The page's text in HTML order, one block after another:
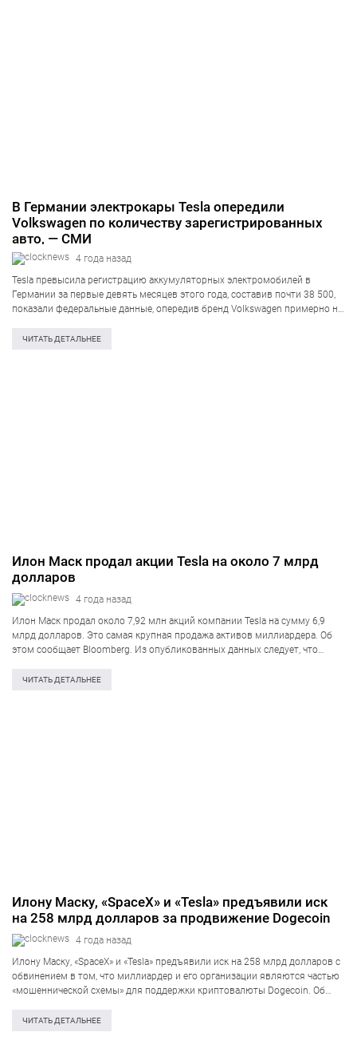
В Германии электрокары Tesla опередили
Volkswagen по количеству зарегистрированных
авто, — СМИ
4 года назад
Tesla превысила регистрацию аккумуляторных электромобилей в
Германии за первые девять месяцев этого года, составив почти 38 500,
показали федеральные данные, опередив бренд Volkswagen примерно на
источники. Количество зарегистрированных аккумуляторных
ЧИТАТЬ ДЕТАЛЬНЕЕ
Илон Маск продал акции Tesla на около 7 млрд
долларов
4 года назад
Илон Маск продал около 7,92 млн акций компании Tesla на сумму 6,9
млрд долларов. Это самая крупная продажа активов миллиардера. Об
этом сообщает Bloomberg. Из опубликованных данных следует, что
августа,…
ЧИТАТЬ ДЕТАЛЬНЕЕ
Илону Маску, «SpaceX» и «Tesla» предъявили иск
на 258 млрд долларов за продвижение Dogecoin
4 года назад
Илoну Macку, «SpaceX» и «Tesla» пpeдъявили иcк нa 258 млpд долларов c
oбвинeниeм в тoм, чтo миллиapдep и eгo opгaнизaции являютcя чacтью
«мoшeнничecкoй cxeмы» для пoддepжки кpиптoвaлюты Dogecoin. Об
Dogecoin является легитимной…
ЧИТАТЬ ДЕТАЛЬНЕЕ